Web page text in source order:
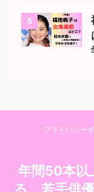
5
プライバシー
年間50本以